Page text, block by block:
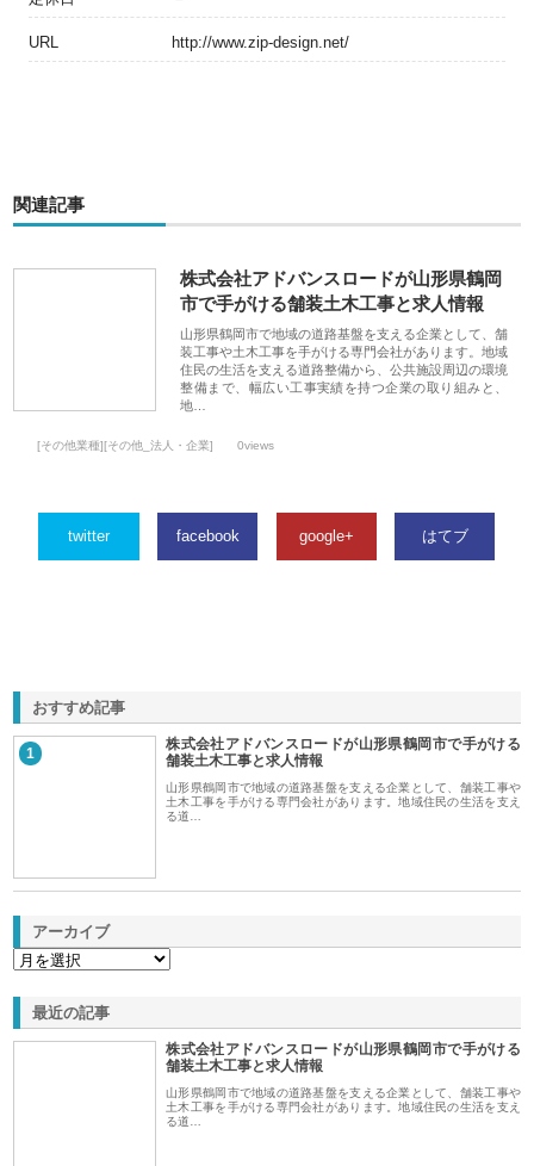
URL http://www.zip-design.net/
関連記事
株式会社アドバンスロードが山形県鶴岡
市で手がける舗装土木工事と求人情報
山形県鶴岡市で地域の道路基盤を支える企業として、舗
装工事や土木工事を手がける専門会社があります。地域
住民の生活を支える道路整備から、公共施設周辺の環境
整備まで、幅広い工事実績を持つ企業の取り組みと、
地…
[その他業種][その他_法人・企業] 0views
twitter facebook google+ はてブ
おすすめ記事
1
株式会社アドバンスロードが山形県鶴岡市で手がける
舗装土木工事と求人情報
山形県鶴岡市で地域の道路基盤を支える企業として、舗装工事や
土木工事を手がける専門会社があります。地域住民の生活を支え
る道…
アーカイブ
最近の記事
株式会社アドバンスロードが山形県鶴岡市で手がける
舗装土木工事と求人情報
山形県鶴岡市で地域の道路基盤を支える企業として、舗装工事や
土木工事を手がける専門会社があります。地域住民の生活を支え
る道…